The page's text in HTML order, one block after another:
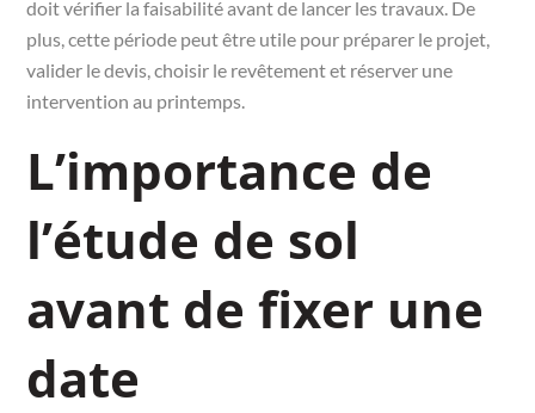
doit vérifier la faisabilité avant de lancer les travaux. De
plus, cette période peut être utile pour préparer le projet,
valider le devis, choisir le revêtement et réserver une
intervention au printemps.
L’importance de
l’étude de sol
avant de fixer une
date